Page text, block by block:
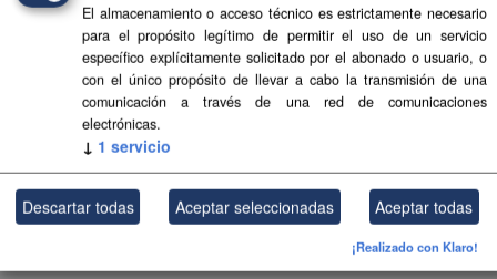
Aprobación Definitiva...
Aprobación Definitiva...
Aprobación Definitiva...
Aprobación Definitiva...
Aprobación Definitiva...
El almacenamiento o acceso técnico es estrictamente necesario
para el propósito legítimo de permitir el uso de un servicio
específico explícitamente solicitado por el abonado o usuario, o
con el único propósito de llevar a cabo la transmisión de una
comunicación a través de una red de comunicaciones
electrónicas.
↓ 1 servicio
Descartar todas Aceptar seleccionadas Aceptar todas
¡Realizado con Klaro!